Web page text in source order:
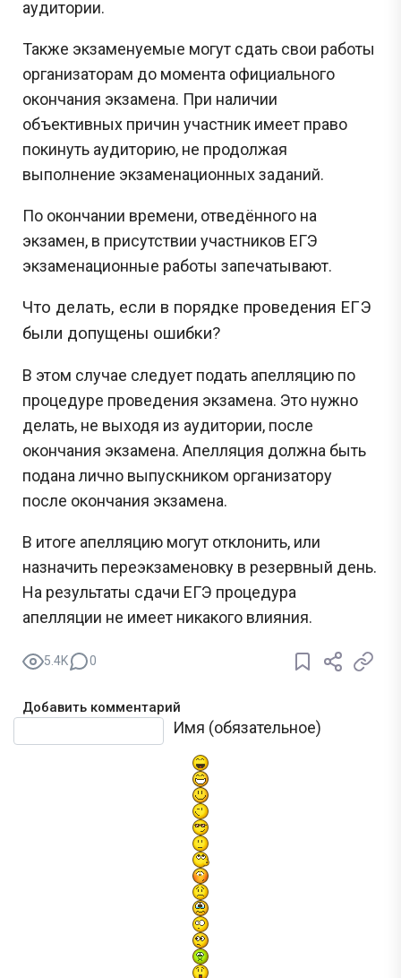
аудитории.
Также экзаменуемые могут сдать свои работы
организаторам до момента официального
окончания экзамена. При наличии
объективных причин участник имеет право
покинуть аудиторию, не продолжая
выполнение экзаменационных заданий.
По окончании времени, отведённого на
экзамен, в присутствии участников ЕГЭ
экзаменационные работы запечатывают.
Что делать, если в порядке проведения ЕГЭ
были допущены ошибки?
В этом случае следует подать апелляцию по
процедуре проведения экзамена. Это нужно
делать, не выходя из аудитории, после
окончания экзамена. Апелляция должна быть
подана лично выпускником организатору
после окончания экзамена.
В итоге апелляцию могут отклонить, или
назначить переэкзаменовку в резервный день.
На результаты сдачи ЕГЭ процедура
апелляции не имеет никакого влияния.
5.4K 0
Добавить комментарий
Имя (обязательное)